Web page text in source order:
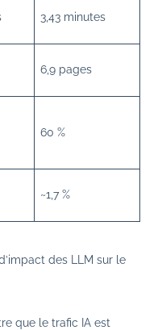
3,43 minutes
6,9 pages
60 %
~1,7 %
des LLM sur le
que le trafic IA est